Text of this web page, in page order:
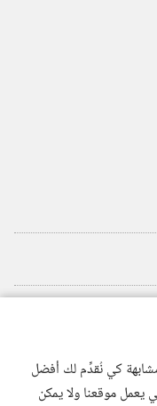
كي نُقدِّم لك أفضل
موقعنا ولا يمكن